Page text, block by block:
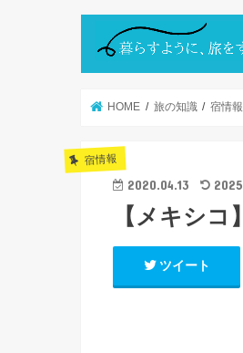
HOME 旅の知識 宿情報
宿情報
2020.04.13
【メキシ
ツイート